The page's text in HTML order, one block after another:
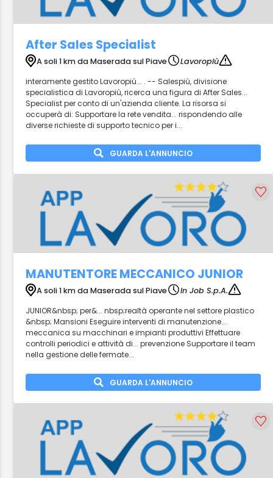
After Sales Specialist
A soli 1 km da Maserada sul Piave
Lavoropiù
interamente gestito Lavoropiù... . -- Salespiù, divisione
specialistica di Lavoropiù, ricerca una figura di After Sales...
Specialist per conto di un'azienda cliente. La risorsa si
occuperà di: Supportare la rete vendita... rispondendo alle
diverse richieste di supporto tecnico per i...
GUARDA L'ANNUNCIO
MANUTENTORE MECCANICO JUNIOR
A soli 1 km da Maserada sul Piave
In Job S.p.A.
JUNIOR&nbsp; per&... nbsp;realtà operante nel settore plastico
&nbsp; Mansioni Eseguire interventi di manutenzione...
meccanica su macchinari e impianti produttivi Effettuare
controlli periodici e attività di... prevenzione Supportare il team
nella gestione delle fermate...
GUARDA L'ANNUNCIO